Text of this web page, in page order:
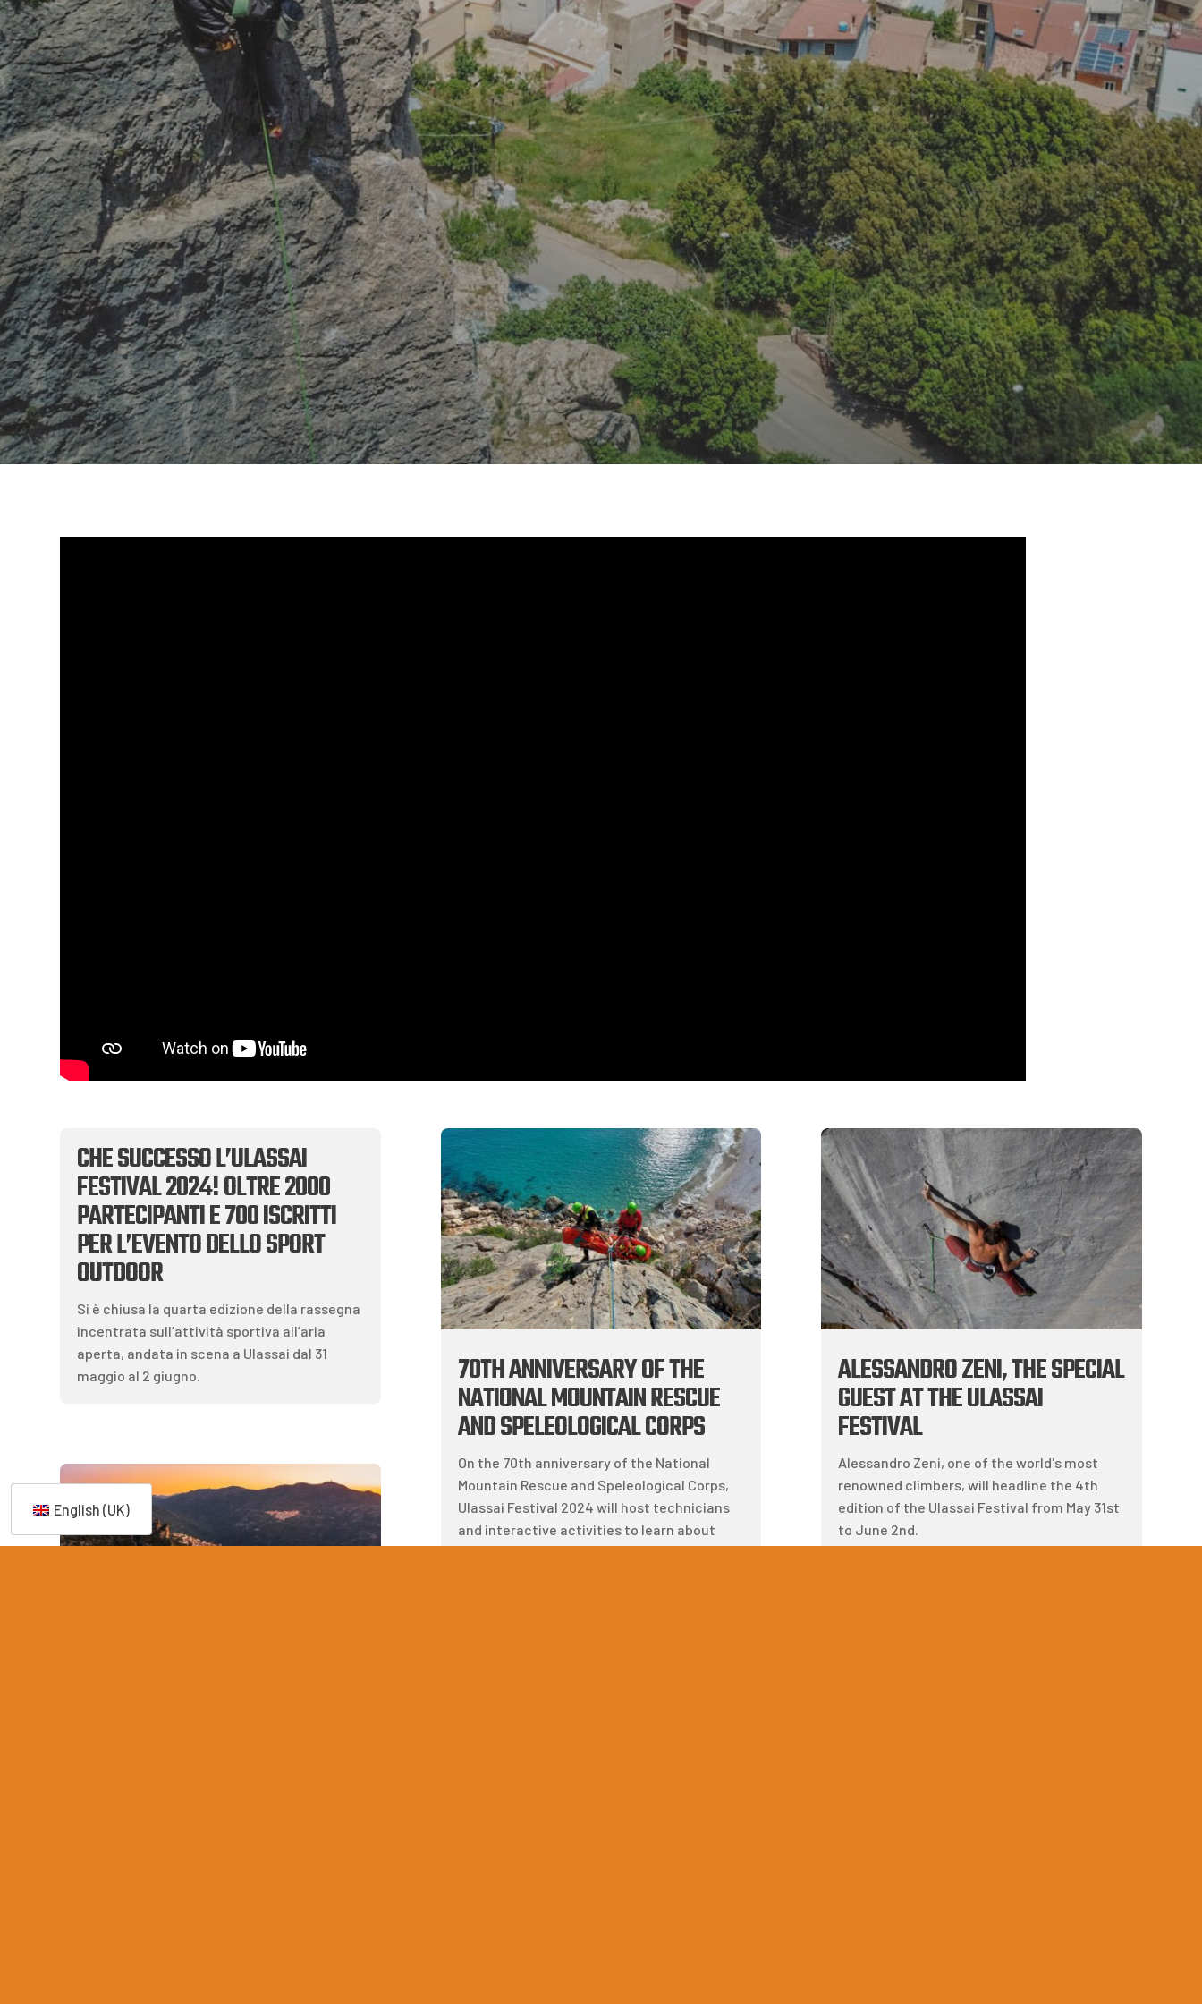
CHE SUCCESSO L’ULASSAI
FESTIVAL 2024! OLTRE 2000
PARTECIPANTI E 700 ISCRITTI
PER L’EVENTO DELLO SPORT
OUTDOOR
Si è chiusa la quarta edizione della rassegna
incentrata sull’attività sportiva all’aria
aperta, andata in scena a Ulassai dal 31
maggio al 2 giugno.
70TH ANNIVERSARY OF THE
NATIONAL MOUNTAIN RESCUE
AND SPELEOLOGICAL CORPS
On the 70th anniversary of the National
Mountain Rescue and Speleological Corps,
Ulassai Festival 2024 will host technicians
and interactive activities to learn about
mountain rescue.
ALESSANDRO ZENI, THE SPECIAL
GUEST AT THE ULASSAI
FESTIVAL
Alessandro Zeni, one of the world's most
renowned climbers, will headline the 4th
edition of the Ulassai Festival from May 31st
to June 2nd.
English (UK)